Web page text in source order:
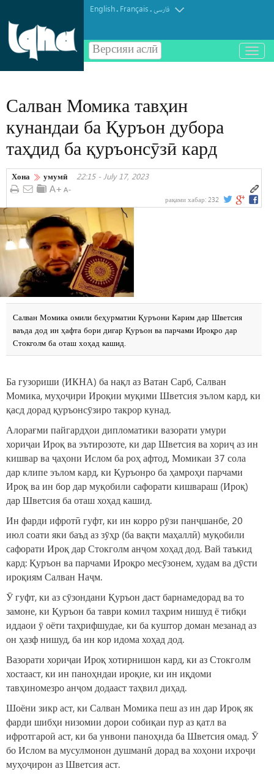
English. Français.فارسی
Версияи аслӣ
باز
و
Салван Момика тавҳин
кунандаи ба Қуръон дубора
таҳдид ба қуръонсӯзӣ кард
Хона умумӣ 22:15 - July 17, 2023
рақами хабар: 232
Салван Момика омили беҳурматии Қуръони Карим дар Шветсия
ваъда дод ин ҳафта бори дигар Қуръон ва парчами Ироқро дар
Стокголм ба оташ хоҳад кашид.
Ба гузориши (ИКНА) ба нақл аз Ватан Сарб, Салван
Момика, муҳоҷири Ироқии муқими Шветсия эълом кард, ки
қасд дорад қуръонсӯзиро такрор кунад.
Алорағми пайгардҳои дипломатики вазорати умури
хориҷаи Ироқ ва эътирозоте, ки дар Шветсия ва хориҷ аз ин
кишвар ва ҷаҳони Ислом ба роҳ афтод, Момикаи 37 сола
дар клипе эълом кард, ки Қуръонро ба ҳамроҳи парчами
Ироқ ва ин бор дар муқобили сафорати кишвараш (Ироқ)
дар Шветсия ба оташ хоҳад кашид.
Ин фарди ифротӣ гуфт, ки ин корро рӯзи панҷшанбе, 20
июл соати яки баъд аз зӯҳр (ба вақти маҳаллӣ) муқобили
сафорати Ироқ дар Стокголм анҷом хоҳад дод. Вай таъкид
кард: Қуръон ва парчами Ироқро месӯзонем, худам ва дӯсти
ироқиям Салван Наҷм.
Ӯ гуфт, ки аз сӯзондани Қуръон даст барнамедорад ва то
замоне, ки Қуръон ба таври комил таҳрим нишуд ё тибқи
иддаои ӯ оёти таҳрифшудае, ки ба куштор доман мезанад аз
он ҳазф нишуд, ба ин кор идома хоҳад дод.
Вазорати хориҷаи Ироқ хотирнишон кард, ки аз Стокголм
хостааст, ки ин паноҳндаи ироқие, ки ин иқдоми
тавҳиномезро анҷом додааст таҳвил диҳад.
Шоёни зикр аст, ки Салван Момика пеш аз ин дар Ироқ як
фарди шибҳи низомии дорои собиқаи пур аз қатл ва
ифротгароӣ аст, ки ба унвони паноҳнда ба Шветсия омад. Ӯ
бо Ислом ва мусулмонон душманӣ дорад ва хоҳони ихроҷи
муҳоҷирон аз Шветсия аст.